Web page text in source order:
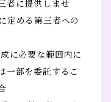
者に提供しませ
定める第三者への
に必要な範囲内に
一部を委託するこ